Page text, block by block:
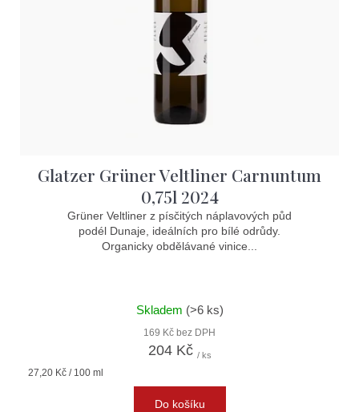
Glatzer Grüner Veltliner Carnuntum
0,75l 2024
Grüner Veltliner z písčitých náplavových půd
podél Dunaje, ideálních pro bílé odrůdy.
Organicky obdělávané vinice...
Skladem (>6 ks)
169 Kč bez DPH
204 Kč / ks
Měrná
27,20 Kč / 100 ml
Do košíku